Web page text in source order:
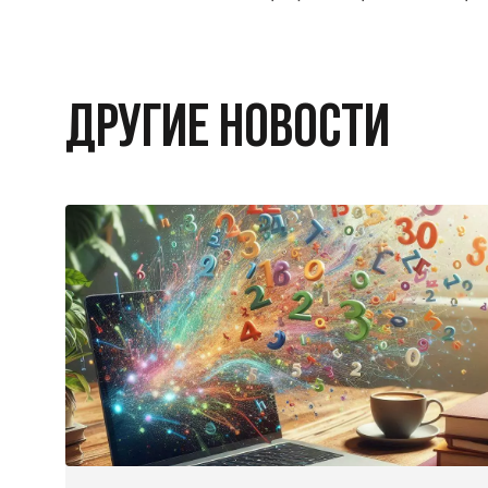
ДРУГИЕ НОВОСТИ